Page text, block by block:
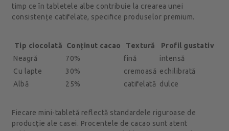
timp ce în tabletele albe contribuie la crearea unei
consistențe catifelate, specifice produselor premium.
Tip ciocolată Conținut cacao Textură
Profil gustativ
Neagră
70% fină
intensă
Cu lapte
30% cremoasă echilibrată
Albă
25% catifelată dulce
Fiecare mini-tabletă reflectă standardele riguroase de
producție ale casei. Procentele de cacao sunt atent